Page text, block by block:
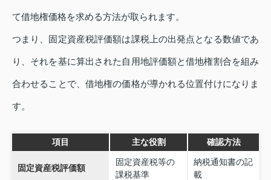
て借地権価格を求める方法が取られます。
つまり、固定資産税評価額は課税上の出発点となる数値であ
り、それを基に算出された自用地評価額と借地権割合を組み
合わせることで、借地権の価格が導かれる位置付けになりま
す。
項目 主な役割 確認方法
固定資産税評価額
固定資産税等の
課税基準
納税通知書の記
載